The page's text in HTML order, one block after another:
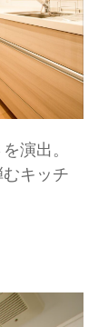
演出。
キッチ